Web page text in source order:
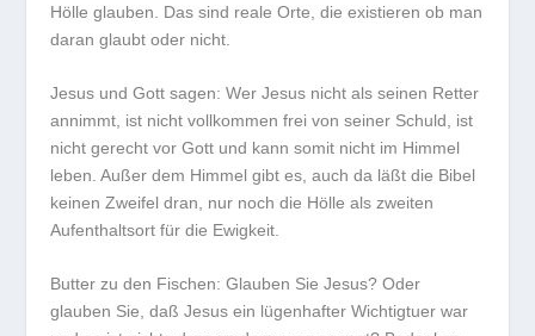
Hölle glauben. Das sind reale Orte, die existieren ob man
daran glaubt oder nicht.
Jesus und Gott sagen: Wer Jesus nicht als seinen Retter
annimmt, ist nicht vollkommen frei von seiner Schuld, ist
nicht gerecht vor Gott und kann somit nicht im Himmel
leben. Außer dem Himmel gibt es, auch da läßt die Bibel
keinen Zweifel dran, nur noch die Hölle als zweiten
Aufenthaltsort für die Ewigkeit.
Butter zu den Fischen: Glauben Sie Jesus? Oder
glauben Sie, daß Jesus ein lügenhafter Wichtigtuer war